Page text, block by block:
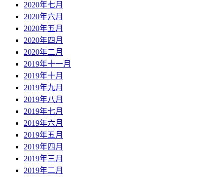
2020年七月
2020年六月
2020年五月
2020年四月
2020年二月
2019年十一月
2019年十月
2019年九月
2019年八月
2019年七月
2019年六月
2019年五月
2019年四月
2019年三月
2019年二月